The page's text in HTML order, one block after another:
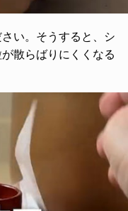
い。そうすると、シ
散らばりにくくなる